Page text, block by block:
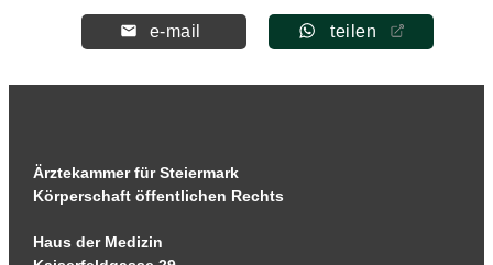
e-mail teilen
Ärztekammer für Steiermark
Körperschaft öffentlichen Rechts
Haus der Medizin